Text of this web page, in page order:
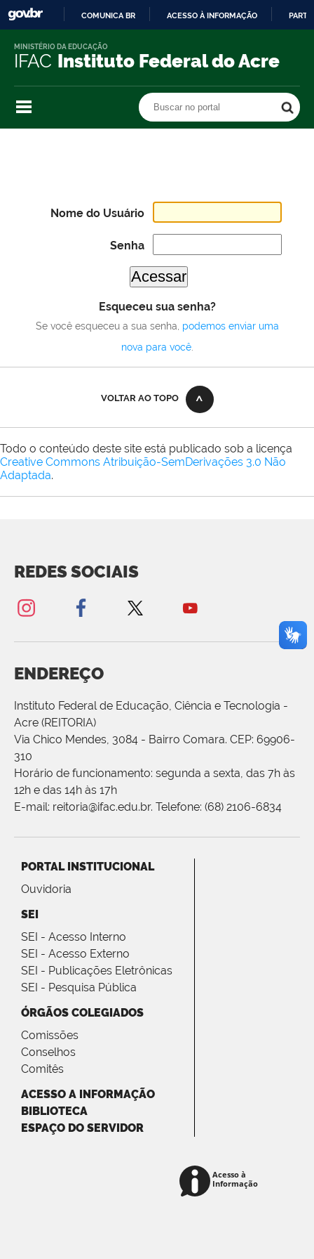
O
COMUNICA BR ACESSO À INFORMAÇÃO
IFAC Instituto Federal do Acre
MINISTÉRIO DA EDUCAÇÃO
Buscar no portal
Nome do Usuário
Senha
Esqueceu sua senha?
Se você esqueceu a sua senha, podemos enviar uma
nova para você.
VOLTAR AO TOPO
Todo o conteúdo deste site está publicado sob a licença
Creative Commons Atribuição-SemDerivações 3.0 Não
Adaptada.
REDES SOCIAIS
ENDEREÇO
Instituto Federal de Educação, Ciência e Tecnologia -
Acre (REITORIA)
Via Chico Mendes, 3084 - Bairro Comara. CEP: 69906-
310
Horário de funcionamento: segunda a sexta, das 7h às
12h e das 14h às 17h
E-mail: reitoria@ifac.edu.br. Telefone: (68) 2106-6834
PORTAL INSTITUCIONAL
Ouvidoria
SEI
SEI - Acesso Interno
SEI - Acesso Externo
SEI - Publicações Eletrônicas
SEI - Pesquisa Pública
ÓRGÃOS COLEGIADOS
Comissões
Conselhos
Comitês
ACESSO A INFORMAÇÃO
BIBLIOTECA
ESPAÇO DO SERVIDOR